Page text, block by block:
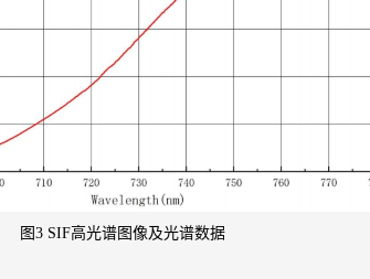
图3 SIF高光谱图像及光谱数据